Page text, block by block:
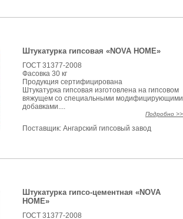
Штукатурка гипсовая «NOVA HOME»
ГОСТ 31377-2008
Фасовка 30 кг
Продукция сертифицирована
Штукатурка гипсовая изготовлена на гипсовом
вяжущем со специальными модифицирующими
добавками....
Подробно >>
Поставщик: Ангарский гипсовый завод
Штукатурка гипсо-цементная «NOVA
HOME»
ГОСТ 31377-2008